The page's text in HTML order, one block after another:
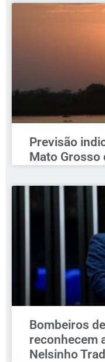
Previsão
Mato Grosso
Bombeiros
reconhecem
Nelsinho Trad